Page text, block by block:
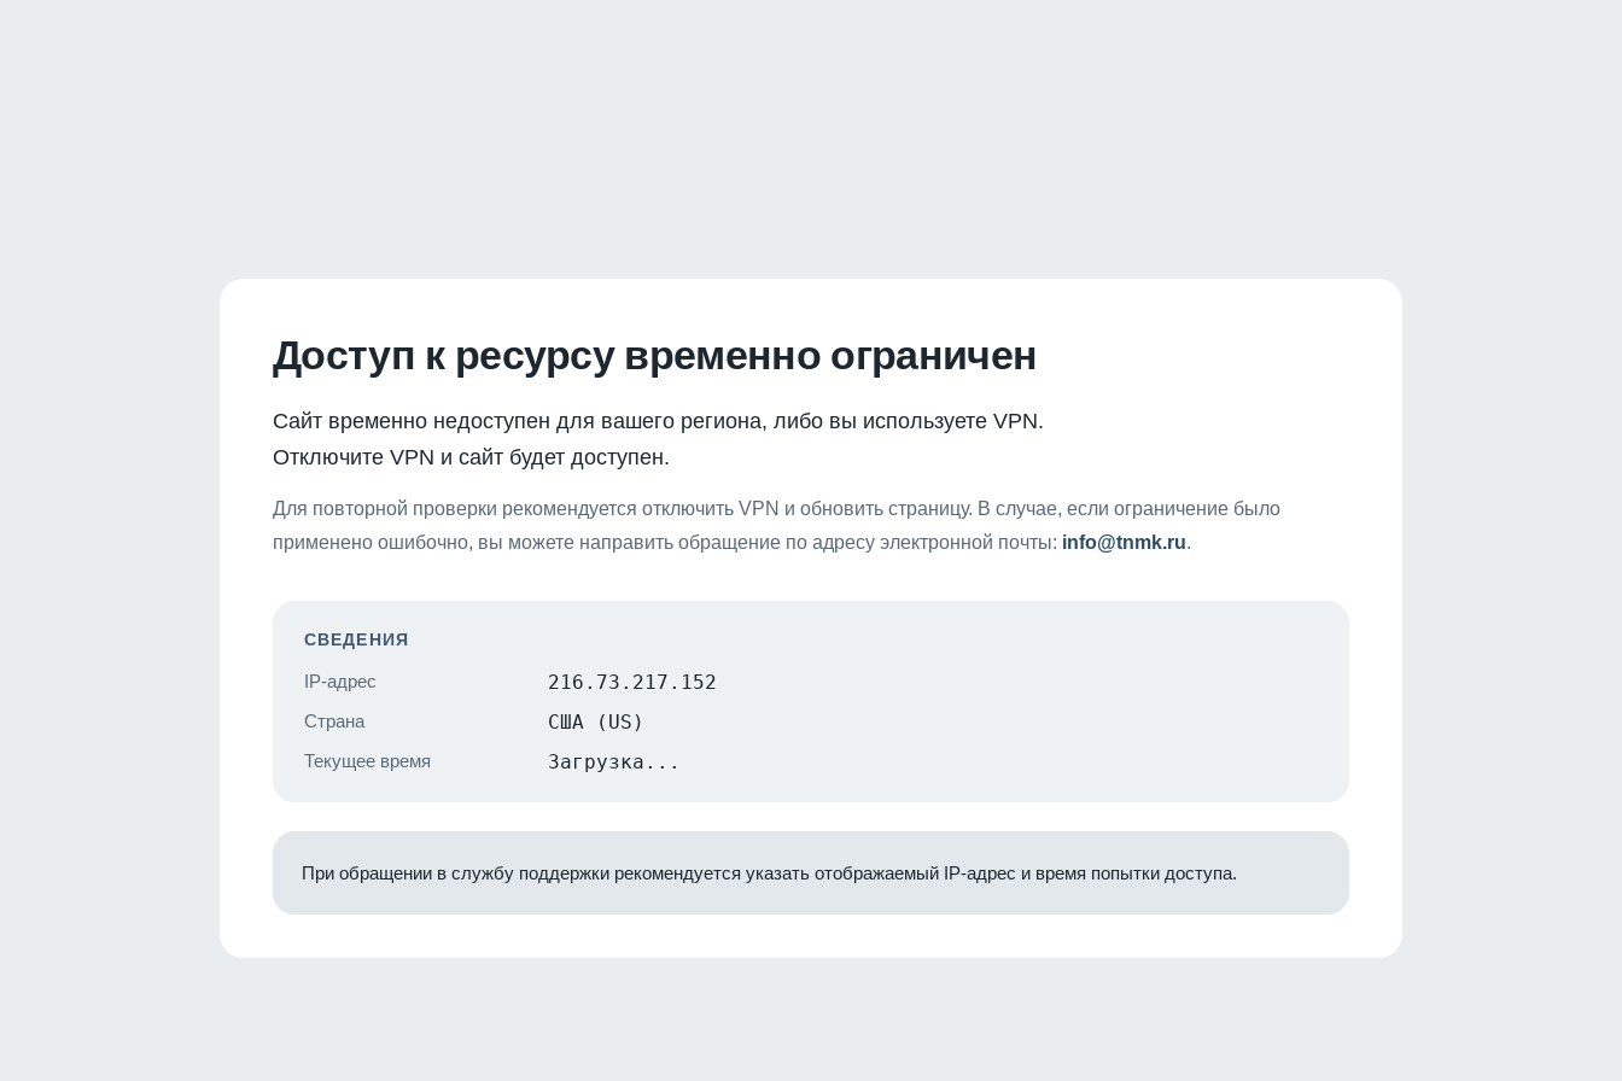
Доступ к ресурсу временно ограничен
Сайт временно недоступен для вашего региона, либо вы используете VPN.
Отключите VPN и сайт будет доступен.
Для повторной проверки рекомендуется отключить VPN и обновить страницу. В случае, если ограничение было
применено ошибочно, вы можете направить обращение по адресу электронной почты: info@tnmk.ru.
СВЕДЕНИЯ
IP-адрес 216.73.217.152
Страна США (US)
Текущее время Загрузка...
При обращении в службу поддержки рекомендуется указать отображаемый IP-адрес и время попытки доступа.